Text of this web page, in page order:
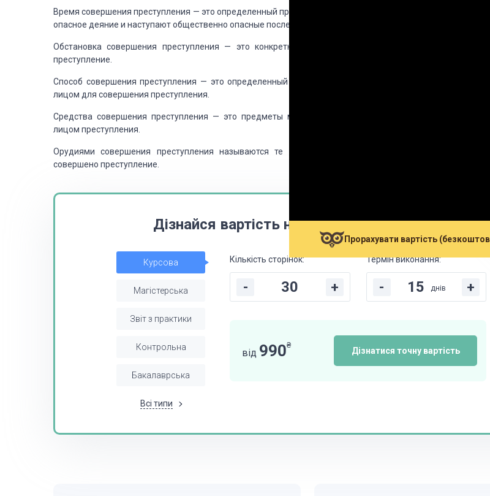
Время совершения преступления — это определенный промежуток времени, в течение которого
опасное деяние и наступают общественно опасные последствия.
Обстановка совершения преступления — это конкретные объективно предметные условия, в
преступление.
Способ совершения преступления — это определенный метод, порядок и последовательность
лицом для совершения преступления.
Средства совершения преступления — это предметы материального мира, способствующие
лицом преступления.
Орудиями совершения преступления называются те предметы, вещи, с помощью которых
совершено преступление.
Дізнайся вартість написання своєї роботи
Курсова
Магістерська
Звіт з практики
Контрольна
Бакалаврська
Всі типи
Кількість сторінок:
- +
Термін виконання:
- днів +
від 990₴
Дізнатися точну вартість
Прорахувати вартість